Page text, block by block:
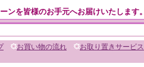
を皆様のお手元へお届けいたします。
お買い物の流れ お取り置きサービス